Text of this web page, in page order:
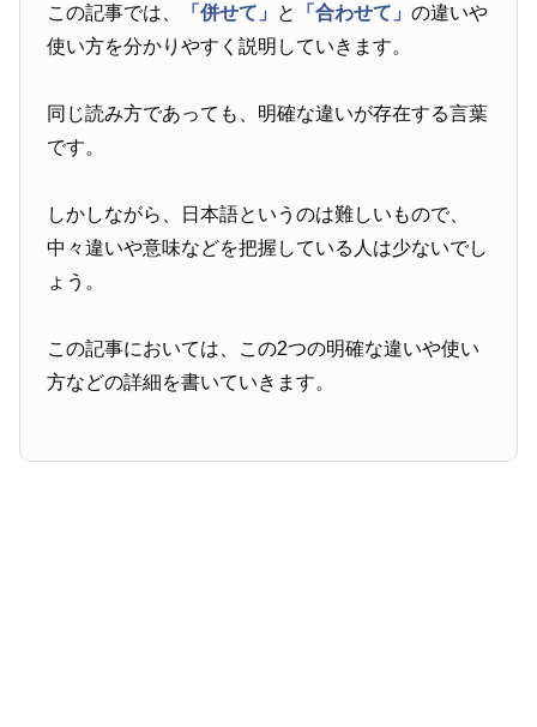
この記事では、 「併せて」 と 「合わせて」の違いや
使い方を分かりやすく説明していきます。
同じ読み方であっても、明確な違いが存在する言葉
です。
しかしながら、日本語というのは難しいもので、
中々違いや意味などを把握している人は少ないでし
ょう。
この記事においては、この2つの明確な違いや使い
方などの詳細を書いていきます。